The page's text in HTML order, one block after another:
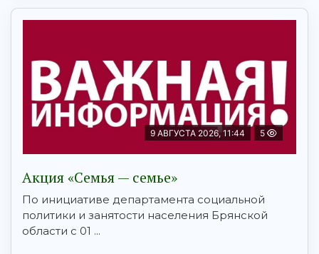
9 АВГУСТА 2026, 11:44 5
Акция «Семья — семье»
По инициативе департамента социальной
политики и занятости населения Брянской
области с 01 ...